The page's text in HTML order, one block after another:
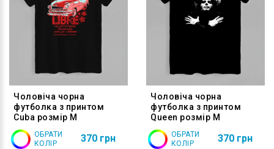
Чоловіча чорна
футболка з принтом
Cuba розмір M
ОБРАТИ
КОЛІР
370 грн
Чоловіча чорна
футболка з принтом
Queen розмір M
ОБРАТИ
КОЛІР
370 грн